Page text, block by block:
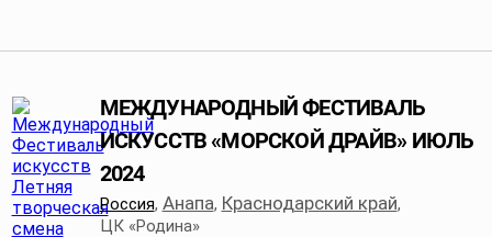
МЕЖДУНАРОДНЫЙ ФЕСТИВАЛЬ
ИСКУССТВ «МОРСКОЙ ДРАЙВ» ИЮЛЬ
2024
Россия, Анапа, Краснодарский край,
ЦК «Родина»